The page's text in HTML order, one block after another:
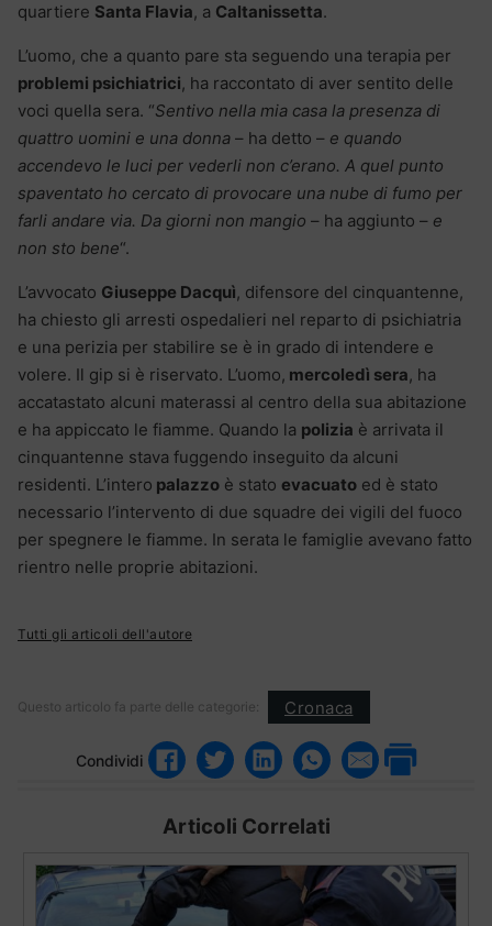
quartiere Santa Flavia, a Caltanissetta.
L’uomo, che a quanto pare sta seguendo una terapia per
problemi psichiatrici, ha raccontato di aver sentito delle
voci quella sera. “Sentivo nella mia casa la presenza di
quattro uomini e una donna – ha detto – e quando
accendevo le luci per vederli non c’erano. A quel punto
spaventato ho cercato di provocare una nube di fumo per
farli andare via. Da giorni non mangio – ha aggiunto – e
non sto bene“.
L’avvocato Giuseppe Dacquì, difensore del cinquantenne,
ha chiesto gli arresti ospedalieri nel reparto di psichiatria
e una perizia per stabilire se è in grado di intendere e
volere. Il gip si è riservato. L’uomo, mercoledì sera, ha
accatastato alcuni materassi al centro della sua abitazione
e ha appiccato le fiamme. Quando la polizia è arrivata il
cinquantenne stava fuggendo inseguito da alcuni
residenti. L’intero palazzo è stato evacuato ed è stato
necessario l’intervento di due squadre dei vigili del fuoco
per spegnere le fiamme. In serata le famiglie avevano fatto
rientro nelle proprie abitazioni.
Tutti gli articoli dell'autore
Questo articolo fa parte delle categorie: Cronaca
Condividi
Articoli Correlati